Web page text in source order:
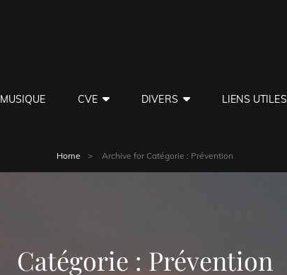
MUSIQUE CVE DIVERS LIENS UTILES
Home > Archive for Catégorie : Prévention
Catégorie : Prévention